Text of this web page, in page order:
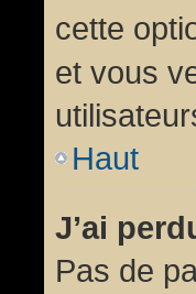
cette
et vous
Haut
J’ai
Pas de